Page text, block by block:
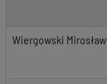
Wiergowski Mirosław